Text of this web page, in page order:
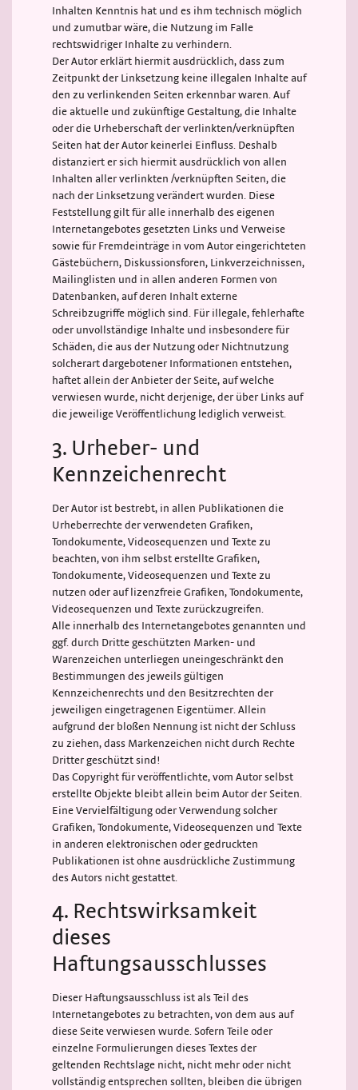
Inhalten Kenntnis hat und es ihm technisch möglich
und zumutbar wäre, die Nutzung im Falle
rechtswidriger Inhalte zu verhindern.
Der Autor erklärt hiermit ausdrücklich, dass zum
Zeitpunkt der Linksetzung keine illegalen Inhalte auf
den zu verlinkenden Seiten erkennbar waren. Auf
die aktuelle und zukünftige Gestaltung, die Inhalte
oder die Urheberschaft der verlinkten/verknüpften
Seiten hat der Autor keinerlei Einfluss. Deshalb
distanziert er sich hiermit ausdrücklich von allen
Inhalten aller verlinkten /verknüpften Seiten, die
nach der Linksetzung verändert wurden. Diese
Feststellung gilt für alle innerhalb des eigenen
Internetangebotes gesetzten Links und Verweise
sowie für Fremdeinträge in vom Autor eingerichteten
Gästebüchern, Diskussionsforen, Linkverzeichnissen,
Mailinglisten und in allen anderen Formen von
Datenbanken, auf deren Inhalt externe
Schreibzugriffe möglich sind. Für illegale, fehlerhafte
oder unvollständige Inhalte und insbesondere für
Schäden, die aus der Nutzung oder Nichtnutzung
solcherart dargebotener Informationen entstehen,
haftet allein der Anbieter der Seite, auf welche
verwiesen wurde, nicht derjenige, der über Links auf
die jeweilige Veröffentlichung lediglich verweist.
3. Urheber- und
Kennzeichenrecht
Der Autor ist bestrebt, in allen Publikationen die
Urheberrechte der verwendeten Grafiken,
Tondokumente, Videosequenzen und Texte zu
beachten, von ihm selbst erstellte Grafiken,
Tondokumente, Videosequenzen und Texte zu
nutzen oder auf lizenzfreie Grafiken, Tondokumente,
Videosequenzen und Texte zurückzugreifen.
Alle innerhalb des Internetangebotes genannten und
ggf. durch Dritte geschützten Marken- und
Warenzeichen unterliegen uneingeschränkt den
Bestimmungen des jeweils gültigen
Kennzeichenrechts und den Besitzrechten der
jeweiligen eingetragenen Eigentümer. Allein
aufgrund der bloßen Nennung ist nicht der Schluss
zu ziehen, dass Markenzeichen nicht durch Rechte
Dritter geschützt sind!
Das Copyright für veröffentlichte, vom Autor selbst
erstellte Objekte bleibt allein beim Autor der Seiten.
Eine Vervielfältigung oder Verwendung solcher
Grafiken, Tondokumente, Videosequenzen und Texte
in anderen elektronischen oder gedruckten
Publikationen ist ohne ausdrückliche Zustimmung
des Autors nicht gestattet.
4. Rechtswirksamkeit
dieses
Haftungsausschlusses
Dieser Haftungsausschluss ist als Teil des
Internetangebotes zu betrachten, von dem aus auf
diese Seite verwiesen wurde. Sofern Teile oder
einzelne Formulierungen dieses Textes der
geltenden Rechtslage nicht, nicht mehr oder nicht
vollständig entsprechen sollten, bleiben die übrigen